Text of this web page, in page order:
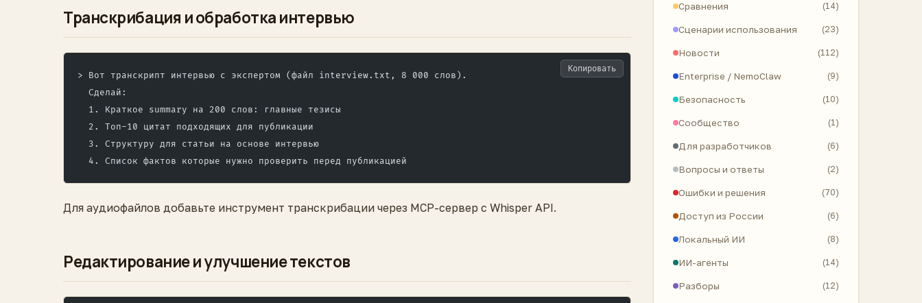
Транскрибация и обработка интервью
> Вот транскрипт интервью с экспертом (файл interview.txt, 8 000 слов).
  Сделай:
  1. Краткое summary на 200 слов: главные тезисы
  2. Топ-10 цитат подходящих для публикации
  3. Структуру для статьи на основе интервью
  4. Список фактов которые нужно проверить перед публикацией
Копировать
Для аудиофайлов добавьте инструмент транскрибации через MCP-сервер с Whisper API.
Редактирование и улучшение текстов
Сравнения (14)
Сценарии использования (23)
Новости (112)
Enterprise / NemoClaw (9)
Безопасность (10)
Сообщество (1)
Для разработчиков (6)
Вопросы и ответы (2)
Ошибки и решения (70)
Доступ из России (6)
Локальный ИИ (8)
ИИ-агенты (14)
Разборы (12)